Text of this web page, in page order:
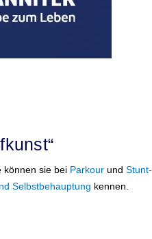
können sie bei Parkour undStunt-
Selbstbehauptung kennen.